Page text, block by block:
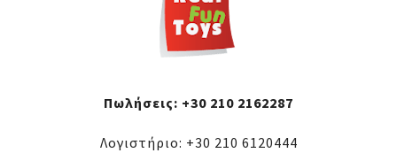
Πωλήσεις: +30 210 2162287
Λογιστήριο: +30 210 6120444